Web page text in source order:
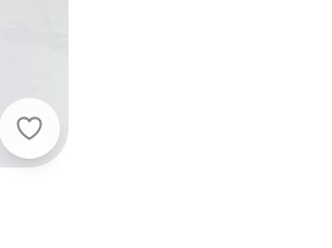
Lar e Lazer - Necessaire Média